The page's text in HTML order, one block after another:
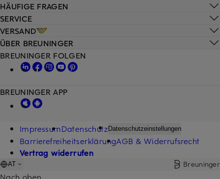
HÄUFIGE FRAGEN
SERVICE
VERSAND
ÜBER BREUNINGER
BREUNINGER FOLGEN
BREUNINGER APP
ImpressumDatenschutz Datenschutzeinstellungen
BarrierefreiheitserklärungAGB & Widerrufsrecht
Vertrag widerrufen
AT Breuninger
Nach oben